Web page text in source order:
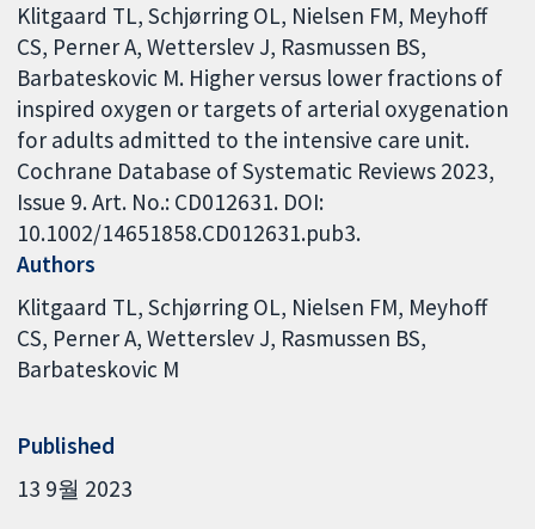
Klitgaard TL, Schjørring OL, Nielsen FM, Meyhoff
CS, Perner A, Wetterslev J, Rasmussen BS,
Barbateskovic M. Higher versus lower fractions of
inspired oxygen or targets of arterial oxygenation
for adults admitted to the intensive care unit.
Cochrane Database of Systematic Reviews 2023,
Issue 9. Art. No.: CD012631. DOI:
10.1002/14651858.CD012631.pub3.
Authors
Klitgaard TL Schjørring OL Nielsen FM Meyhoff
CS Perner A Wetterslev J Rasmussen BS
Barbateskovic M
Published
13 9월 2023